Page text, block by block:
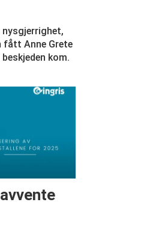
nysgjerrighet,
Anne Grete
kom.